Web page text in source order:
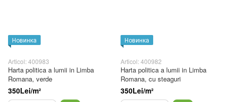
Новинка
Articol: 400983
Harta politica a lumii in Limba
Romana, verde
350Lei/m²
Новинка
Articol: 400982
Harta politica a lumii in Limba
Romana, cu steaguri
350Lei/m²